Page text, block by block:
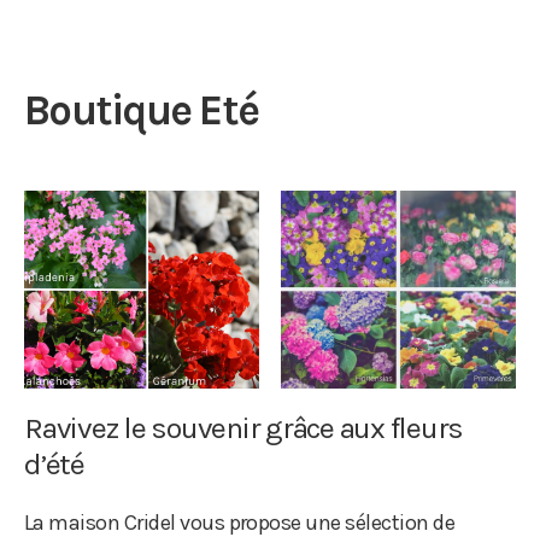
Boutique Eté
Ravivez le souvenir grâce aux fleurs
d’été
La maison Cridel vous propose une sélection de